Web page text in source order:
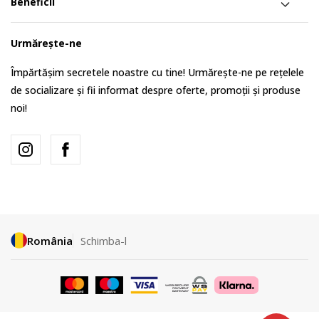
Urmărește-ne
Împărtășim secretele noastre cu tine! Urmărește-ne pe rețelele
de socializare și fii informat despre oferte, promoții și produse
noi!
România Schimba-l